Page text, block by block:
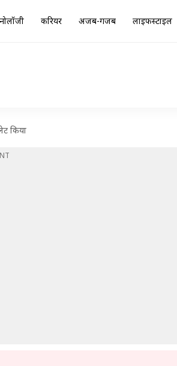
करियर अजब-गजब लाइफस्टाइल
किया